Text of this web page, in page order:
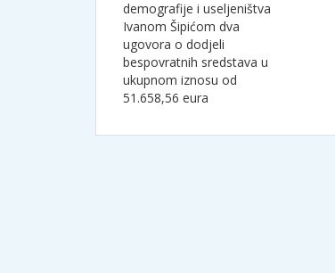
demografije i useljeništva
Ivanom Šipićom dva
ugovora o dodjeli
bespovratnih sredstava u
ukupnom iznosu od
51.658,56 eura